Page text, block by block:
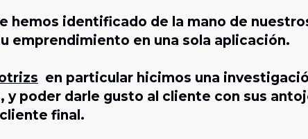
hemos identificado de la mano de
emprendimiento en una sola aplicación.
en particular hicimos una
poder darle gusto al cliente con sus
final.